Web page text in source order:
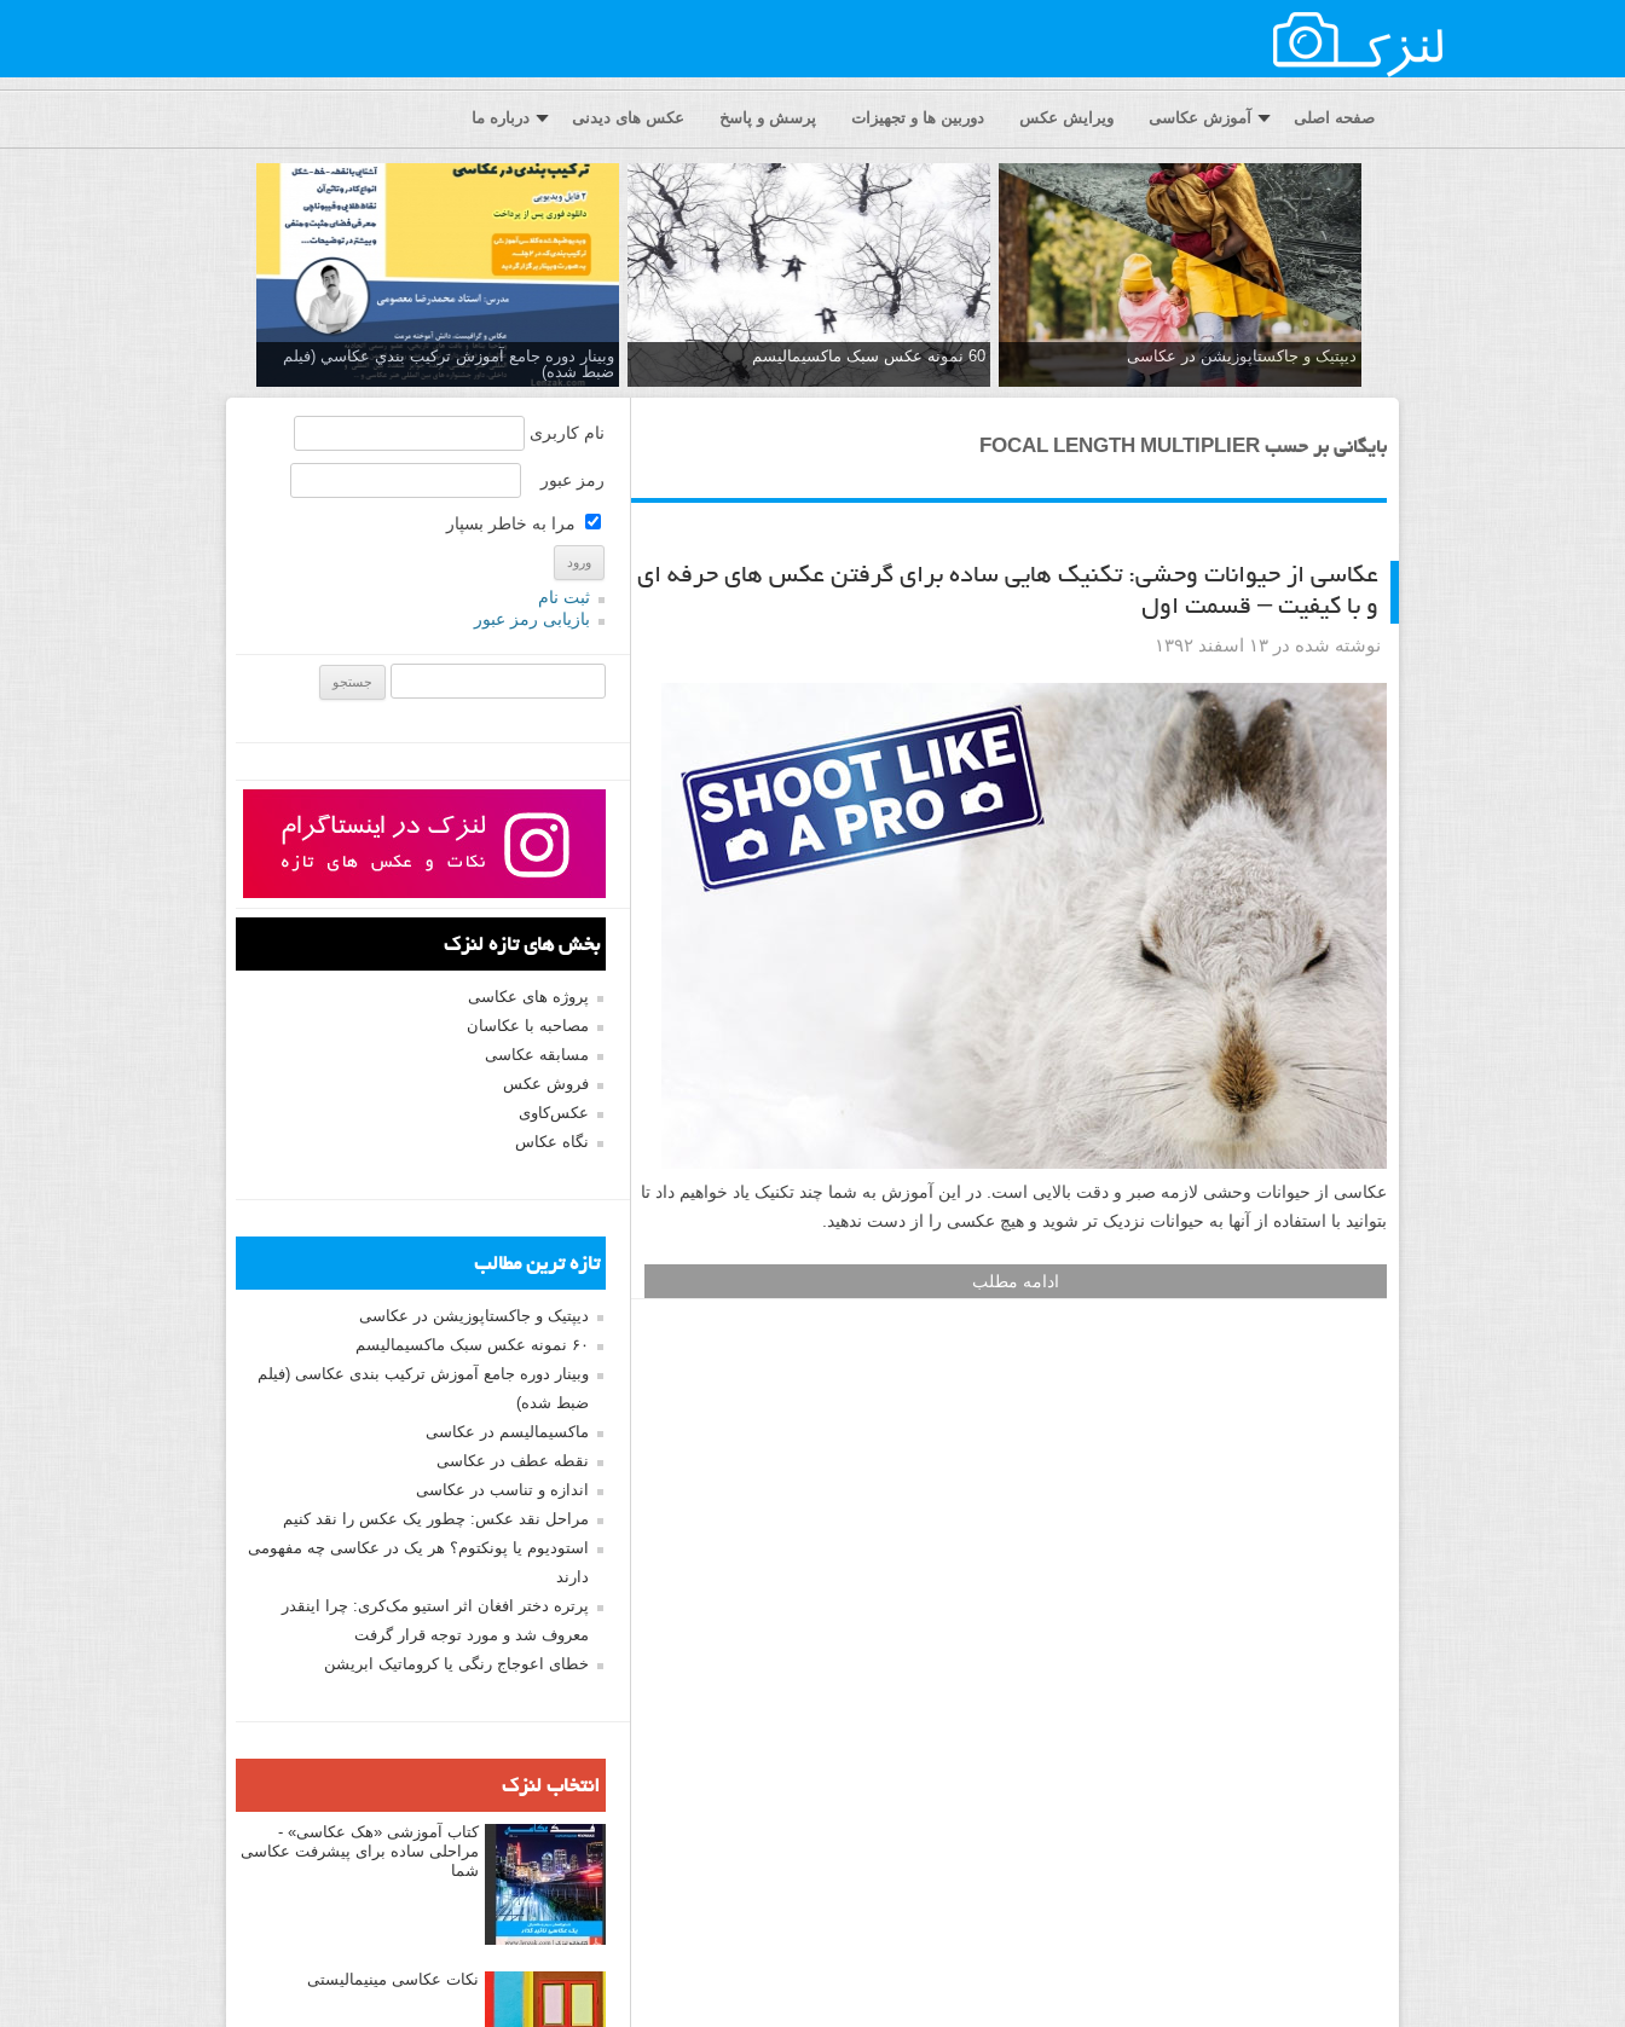
صفحه اصلی آموزش عکاسی ویرایش عکس دوربین ها و تجهیزات پرسش و پاسخ عکس های دیدنی درباره ما
دیپتیک و جاکستا‌پوزیشن در عکاسی 60 نمونه عکس سبک ماکسیمالیسم
وبینار دوره جامع آموزش تركيب بندي عكاسي (فیلم
ضبط شده)
بایگانی بر حسب FOCAL LENGTH MULTIPLIER
عکاسی از حیوانات وحشی: تکنیک هایی ساده برای گرفتن عکس های حرفه ای
و با کیفیت – قسمت اول
نوشته شده در ۱۳ اسفند ۱۳۹۲
عکاسی از حیوانات وحشی لازمه صبر و دقت بالایی است. در این آموزش به شما چند تکنیک یاد خواهیم داد تا
بتوانید با استفاده از آنها به حیوانات نزدیک تر شوید و هیچ عکسی را از دست ندهید.
ادامه مطلب
نام کاربری
رمز عبور
مرا به خاطر بسپار
ثبت نام
بازیابی رمز عبور
بخش های تازه لنزک
پروژه های عکاسی
مصاحبه با عکاسان
مسابقه عکاسی
فروش عکس
عکس‌کاوی
نگاه عکاس
تازه ترین مطالب
دیپتیک و جاکستا‌پوزیشن در عکاسی
۶۰ نمونه عکس سبک ماکسیمالیسم
وبینار دوره جامع آموزش ترکیب بندی عکاسی (فیلم
ضبط شده)
ماکسیمالیسم در عکاسی
نقطه عطف در عکاسی
اندازه و تناسب در عکاسی
مراحل نقد عکس: چطور یک عکس را نقد کنیم
استودیوم یا پونکتوم؟ هر یک در عکاسی چه مفهومی
دارند
پرتره دختر افغان اثر استیو مک‌کری: چرا اینقدر
معروف شد و مورد توجه قرار گرفت
خطای اعوجاج رنگی یا کروماتیک ابریشن
انتخاب لنزک
کتاب آموزشی «هک عکاسی» -
مراحلی ساده برای پیشرفت عکاسی
شما
نکات عکاسی مینیمالیستی